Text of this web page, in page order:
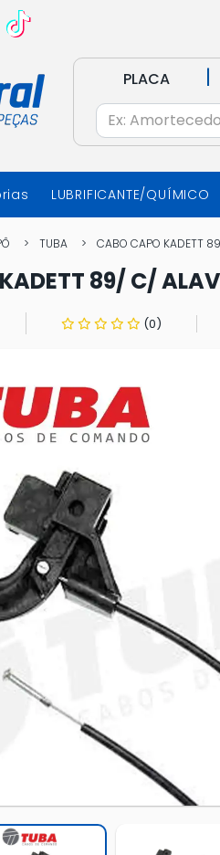
PLACA |
LUBRIFICANTE/QUÍMICO
TUBA CABO CAPO KADETT
89/ C/
(0)